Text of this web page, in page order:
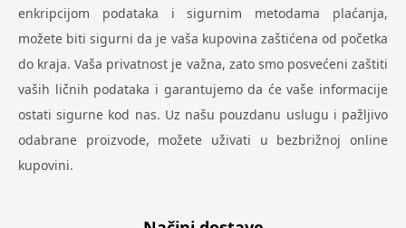
enkripcijom podataka i sigurnim metodama plaćanja,
možete biti sigurni da je vaša kupovina zaštićena od početka
do kraja. Vaša privatnost je važna, zato smo posvećeni zaštiti
vaših ličnih podataka i garantujemo da će vaše informacije
ostati sigurne kod nas. Uz našu pouzdanu uslugu i pažljivo
odabrane proizvode, možete uživati u bezbrižnoj online
kupovini.